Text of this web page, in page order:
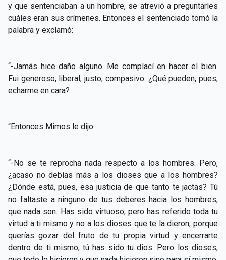
y que sentenciaban a un hombre, se atrevió a preguntarles
cuáles eran sus crímenes. Entonces el sentenciado tomó la
palabra y exclamó:
“-Jamás hice daño alguno. Me complací en hacer el bien.
Fui generoso, liberal, justo, compasivo. ¿Qué pueden, pues,
echarme en cara?
“Entonces Mimos le dijo:
“-No se te reprocha nada respecto a los hombres. Pero,
¿acaso no debías más a los dioses que a los hombres?
¿Dónde está, pues, esa justicia de que tanto te jactas? Tú
no faltaste a ninguno de tus deberes hacia los hombres,
que nada son. Has sido virtuoso, pero has referido toda tu
virtud a ti mismo y no a los dioses que te la dieron, porque
querías gozar del fruto de tu propia virtud y encerrarte
dentro de ti mismo, tú has sido tu dios. Pero los dioses,